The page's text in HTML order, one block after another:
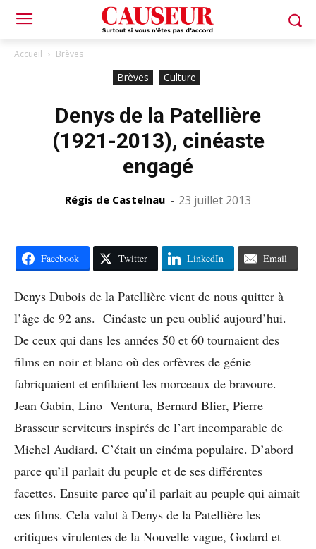
Accueil Brèves
Brèves Culture
Denys de la Patellière
(1921-2013), cinéaste
engagé
Régis de Castelnau - 23 juillet 2013
Facebook Twitter LinkedIn Email
Denys Dubois de la Patellière vient de nous quitter à
l’âge de 92 ans. Cinéaste un peu oublié aujourd’hui.
De ceux qui dans les années 50 et 60 tournaient des
films en noir et blanc où des orfèvres de génie
fabriquaient et enfilaient les morceaux de bravoure.
Jean Gabin, Lino Ventura, Bernard Blier, Pierre
Brasseur serviteurs inspirés de l’art incomparable de
Michel Audiard. C’était un cinéma populaire. D’abord
parce qu’il parlait du peuple et de ses différentes
facettes. Ensuite parce qu’il parlait au peuple qui aimait
ces films. Cela valut à Denys de la Patellière les
critiques virulentes de la Nouvelle vague, Godard et